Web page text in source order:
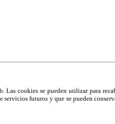
Las cookies se pueden utilizar para
servicios futuros y que se pueden